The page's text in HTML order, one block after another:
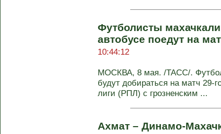
Футболисты
автобусе поедут на
10:44:12
МОСКВА, 8 мая. /ТАСС/.
будут добираться на матч 29-
лиги (РПЛ) с грозненским ...
Ахмат – Динамо-